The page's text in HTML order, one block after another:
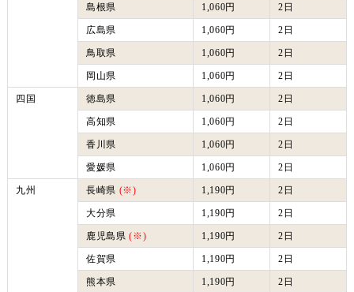
島根県 1,060円 2日
広島県 1,060円 2日
鳥取県 1,060円 2日
岡山県 1,060円 2日
四国 徳島県 1,060円 2日
高知県 1,060円 2日
香川県 1,060円 2日
愛媛県 1,060円 2日
九州 長崎県 (※) 1,190円 2日
大分県 1,190円 2日
鹿児島県(※) 1,190円 2日
佐賀県 1,190円 2日
熊本県 1,190円 2日